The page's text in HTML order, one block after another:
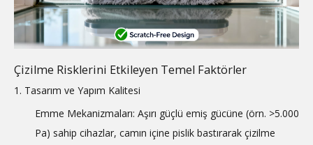
Çizilme Risklerini Etkileyen Temel Faktörler
1. Tasarım ve Yapım Kalitesi
Emme Mekanizmaları: Aşırı güçlü emiş gücüne (örn. >5.000
Pa) sahip cihazlar, camın içine pislik bastırarak çizilme